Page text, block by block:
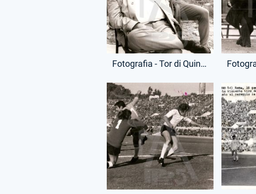
Fotografia - Tor di Quinto - Umberto Lenzini e Luciano Re Cecconi